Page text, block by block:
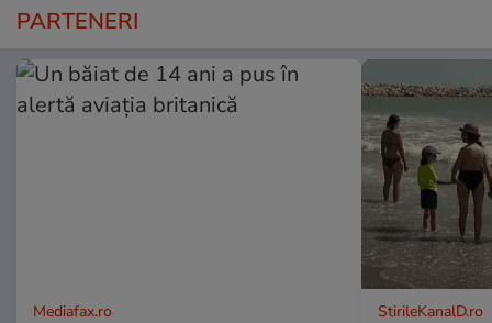
PARTENERI
Mediafax.ro StirileKanalD.ro